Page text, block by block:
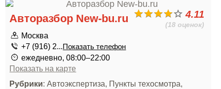
4.11
(18 оценок)
Авторазбор New-bu.ru
Москва
+7 (916) 2...Показать телефон
ежедневно, 08:00–22:00
Показать на карте
Рубрики: Автоэкспертиза, Пункты техосмотра,